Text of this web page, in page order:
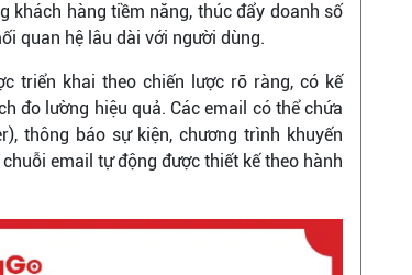
khách hàng tiềm năng, thúc đẩy doanh số
quan hệ lâu dài với người dùng.
triển khai theo chiến lược rõ ràng, có kế
đo lường hiệu quả. Các email có thể chứa
thông báo sự kiện, chương trình khuyến
email tự động được thiết kế theo hành